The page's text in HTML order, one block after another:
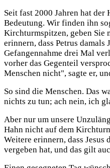
Seit fast 2000 Jahren hat der
Bedeutung. Wir finden ihn
Kirchturmspitzen, geben Sie
erinnern, dass Petrus damals
Gefangennahme drei Mal
vorher das Gegenteil
Menschen nicht", sagte er,
So sind die Menschen. Das
nichts zu tun; ach nein, ich
Aber nur um unsere
Hahn nicht auf dem
Weitere erinnern, dass Jesus
vergeben hat, und das gilt